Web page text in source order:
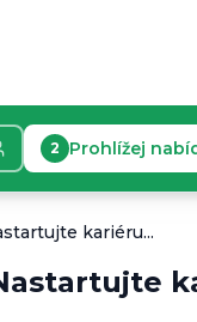
2 Prohlížej
kariéru...